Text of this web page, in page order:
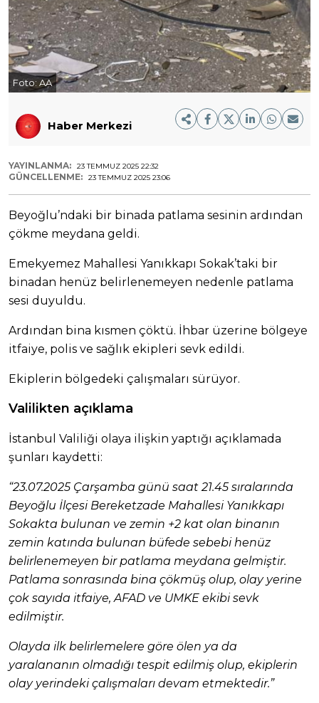
Foto: AA
Haber Merkezi
YAYINLANMA: 23 TEMMUZ 2025 22:32
GÜNCELLENME: 23 TEMMUZ 2025 23:06
Beyoğlu’ndaki bir binada patlama sesinin ardından
çökme meydana geldi.
Emekyemez Mahallesi Yanıkkapı Sokak’taki bir
binadan henüz belirlenemeyen nedenle patlama
sesi duyuldu.
Ardından bina kısmen çöktü. İhbar üzerine bölgeye
itfaiye, polis ve sağlık ekipleri sevk edildi.
Ekiplerin bölgedeki çalışmaları sürüyor.
Valilikten açıklama
İstanbul Valiliği olaya ilişkin yaptığı açıklamada
şunları kaydetti:
“23.07.2025 Çarşamba günü saat 21.45 sıralarında
Beyoğlu İlçesi Bereketzade Mahallesi Yanıkkapı
Sokakta bulunan ve zemin +2 kat olan binanın
zemin katında bulunan büfede sebebi henüz
belirlenemeyen bir patlama meydana gelmiştir.
Patlama sonrasında bina çökmüş olup, olay yerine
çok sayıda itfaiye, AFAD ve UMKE ekibi sevk
edilmiştir.
Olayda ilk belirlemelere göre ölen ya da
yaralananın olmadığı tespit edilmiş olup, ekiplerin
olay yerindeki çalışmaları devam etmektedir.”